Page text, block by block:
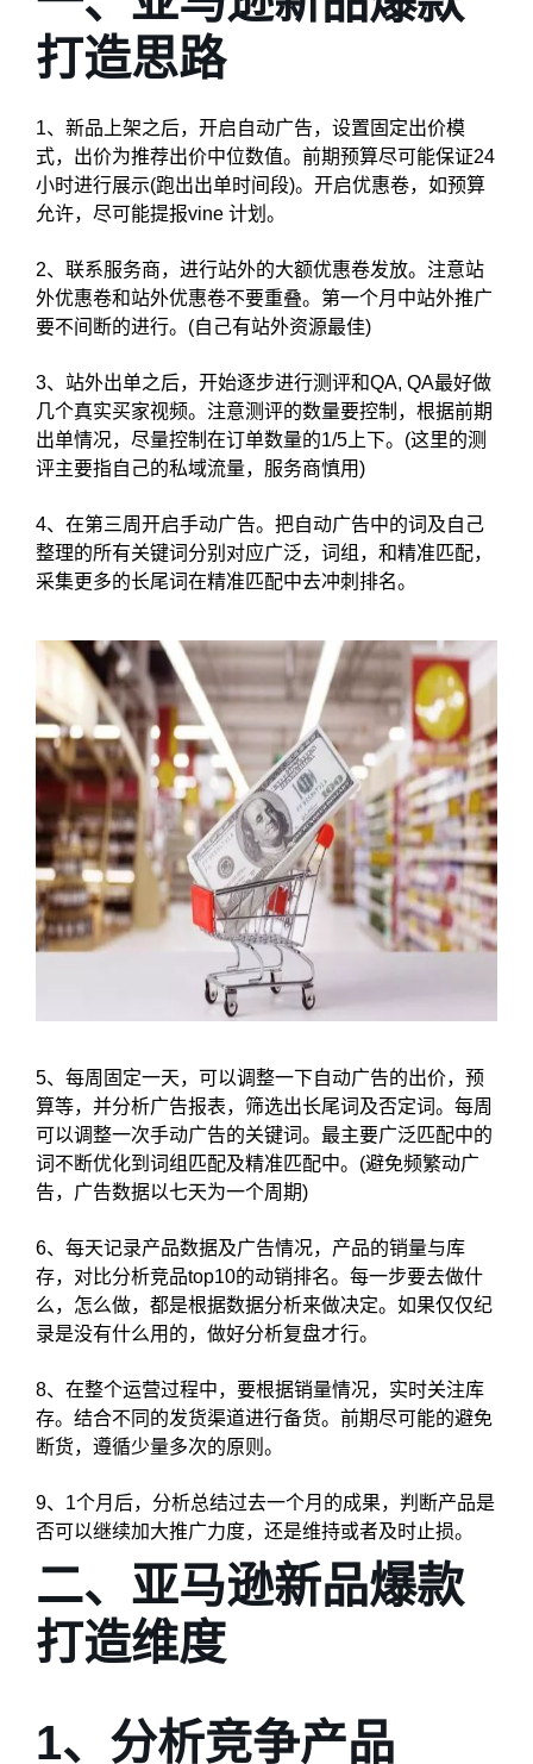
打造思路
1、新品上架之后，开启自动广告，设置固定出价模
式，出价为推荐出价中位数值。前期预算尽可能保证24
小时进行展示(跑出出单时间段)。开启优惠卷，如预算
允许，尽可能提报vine 计划。
2、联系服务商，进行站外的大额优惠卷发放。注意站
外优惠卷和站外优惠卷不要重叠。第一个月中站外推广
要不间断的进行。(自己有站外资源最佳)
3、站外出单之后，开始逐步进行测评和QA, QA最好做
几个真实买家视频。注意测评的数量要控制，根据前期
出单情况，尽量控制在订单数量的1/5上下。(这里的测
评主要指自己的私域流量，服务商慎用)
4、在第三周开启手动广告。把自动广告中的词及自己
整理的所有关键词分别对应广泛，词组，和精准匹配，
采集更多的长尾词在精准匹配中去冲刺排名。
5、每周固定一天，可以调整一下自动广告的出价，预
算等，并分析广告报表，筛选出长尾词及否定词。每周
可以调整一次手动广告的关键词。最主要广泛匹配中的
词不断优化到词组匹配及精准匹配中。(避免频繁动广
告，广告数据以七天为一个周期)
6、每天记录产品数据及广告情况，产品的销量与库
存，对比分析竞品top10的动销排名。每一步要去做什
么，怎么做，都是根据数据分析来做决定。如果仅仅纪
录是没有什么用的，做好分析复盘才行。
8、在整个运营过程中，要根据销量情况，实时关注库
存。结合不同的发货渠道进行备货。前期尽可能的避免
断货，遵循少量多次的原则。
9、1个月后，分析总结过去一个月的成果，判断产品是
否可以继续加大推广力度，还是维持或者及时止损。
二、亚马逊新品爆款
打造维度
1、分析竞争产品